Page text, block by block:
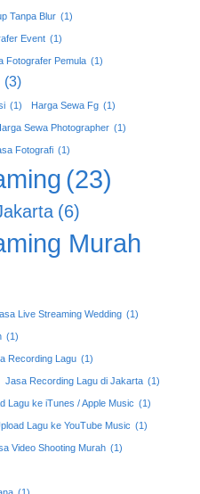
Tanpa Blur (1)
Event (1)
Fotografer Pemula (1)
(3)
(1) Harga Sewa Fg (1)
Sewa Photographer (1)
Fotografi (1)
(23)
(6)
Murah
Live Streaming Wedding (1)
(1)
Recording Lagu (1)
Jasa Recording Lagu di Jakarta (1)
Lagu ke iTunes / Apple Music (1)
Lagu ke YouTube Music (1)
Video Shooting Murah (1)